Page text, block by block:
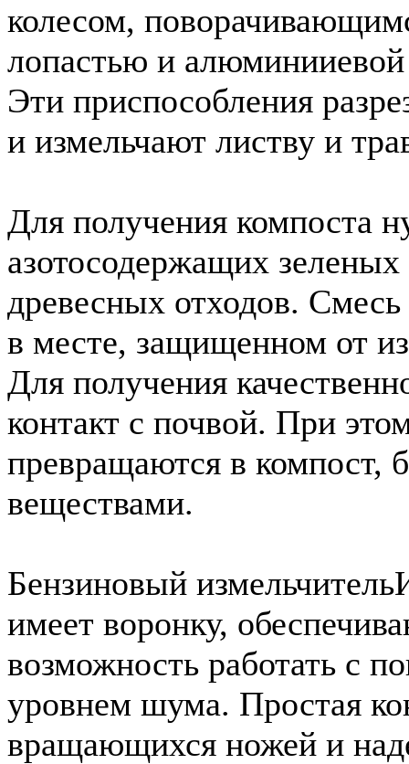
колесом,
лопастью и
Эти приспособления
и измельчают листву и
Для получения компоста
азотосодержащих
древесных отходов.
в месте, защищенном от
Для получения
контакт с почвой. При
превращаются в компост,
веществами.
Бензиновый измельчитель
имеет воронку,
возможность работать с
уровнем шума. Простая
вращающихся ножей и